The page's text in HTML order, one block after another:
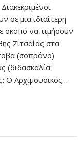
σε μια ιδιαίτερη
σκοπό να τιμήσουν
Ζιτσαίας στα
(σοπράνο)
(διδασκαλία:
Ο Αρχιμουσικός…